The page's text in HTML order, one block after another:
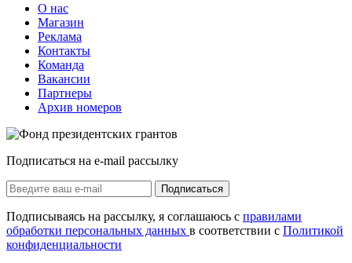
О нас
Магазин
Реклама
Контакты
Команда
Вакансии
Партнеры
Архив номеров
Подписаться на e-mail рассылку
Подписаться
Подписываясь на рассылку, я соглашаюсь с правилами
обработки персональных данных в соответствии с Политикой
конфиденциальности